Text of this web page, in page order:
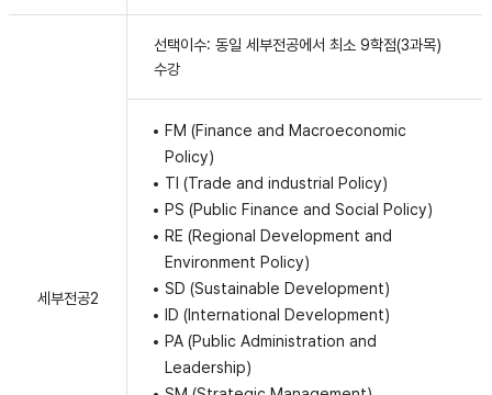
세부전공2
선택이수: 동일 세부전공에서 최소 9학점(3과목)
수강
FM (Finance and Macroeconomic
Policy)
TI (Trade and industrial Policy)
PS (Public Finance and Social Policy)
RE (Regional Development and
Environment Policy)
SD (Sustainable Development)
ID (International Development)
PA (Public Administration and
Leadership)